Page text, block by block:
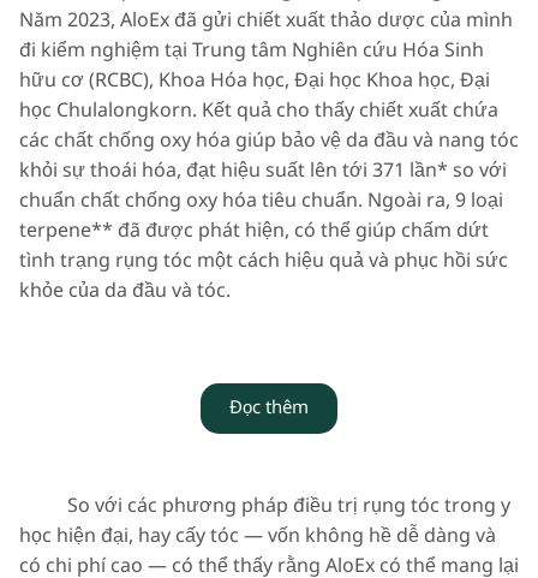
Năm 2023, AloEx đã gửi chiết xuất thảo dược của mình
đi kiểm nghiệm tại Trung tâm Nghiên cứu Hóa Sinh
hữu cơ (RCBC), Khoa Hóa học, Đại học Khoa học, Đại
học Chulalongkorn. Kết quả cho thấy chiết xuất chứa
các chất chống oxy hóa giúp bảo vệ da đầu và nang tóc
khỏi sự thoái hóa, đạt hiệu suất lên tới 371 lần* so với
chuẩn chất chống oxy hóa tiêu chuẩn. Ngoài ra, 9 loại
terpene** đã được phát hiện, có thể giúp chấm dứt
tình trạng rụng tóc một cách hiệu quả và phục hồi sức
khỏe của da đầu và tóc.
Đọc thêm
So với các phương pháp điều trị rụng tóc trong y
học hiện đại, hay cấy tóc — vốn không hề dễ dàng và
có chi phí cao — có thể thấy rằng AloEx có thể mang lại